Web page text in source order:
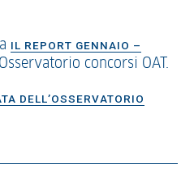
IL REPORT GENNAIO –
concorsi OAT.
DELL’OSSERVATORIO